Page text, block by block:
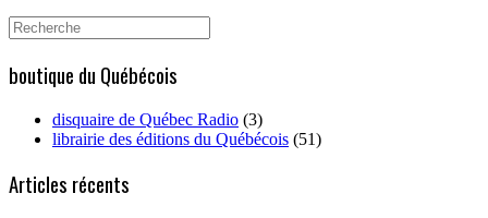
Search
for:
boutique du Québécois
disquaire de Québec Radio (3)
librairie des éditions du Québécois (51)
Articles récents